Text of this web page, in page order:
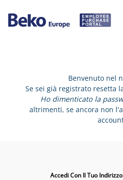
Benvenuto nel
Se sei già registrato resetta
Ho dimenticato la
altrimenti, se ancora non
Accedi Con Il Tuo